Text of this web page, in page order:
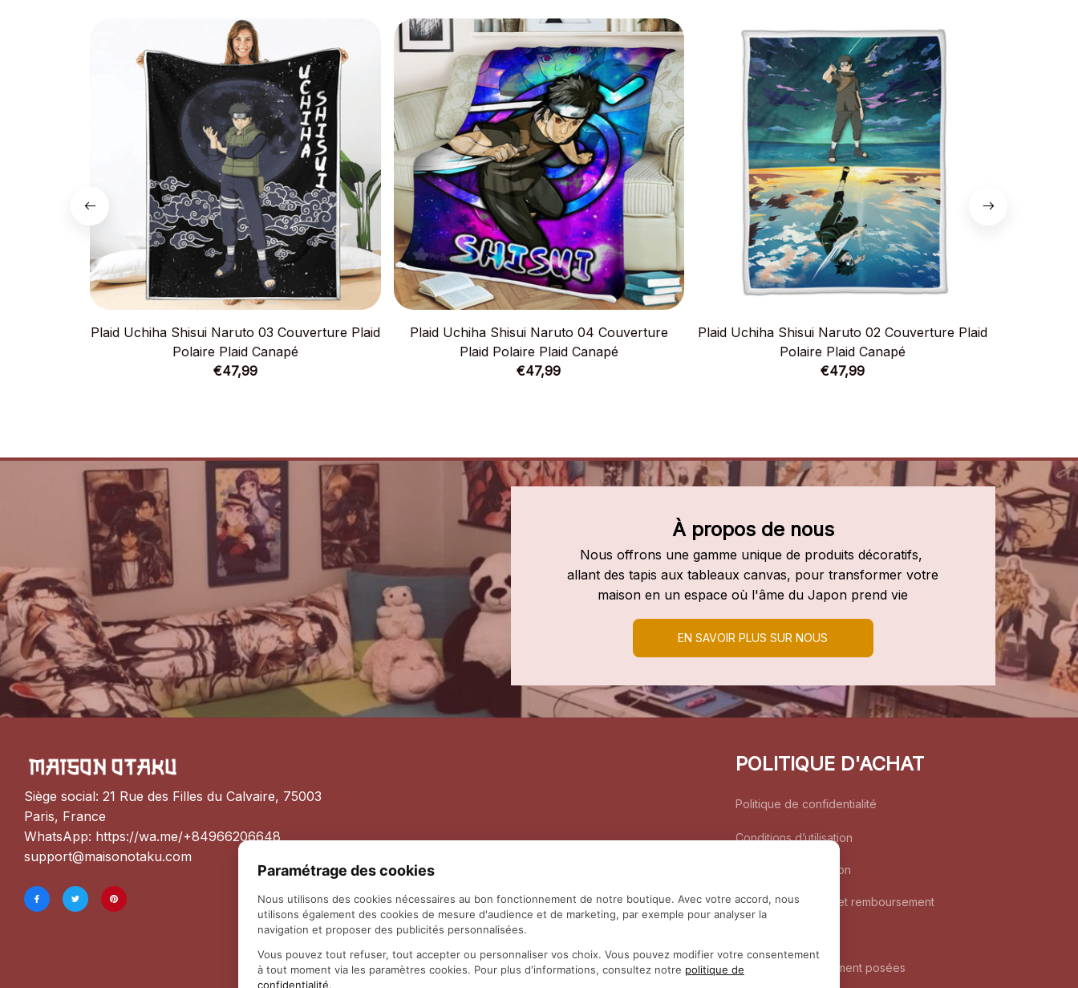
Plaid Uchiha Shisui Naruto 03 Couverture Plaid
Polaire Plaid Canapé
€47,99
Plaid Uchiha Shisui Naruto 04 Couverture
Plaid Polaire Plaid Canapé
€47,99
Plaid Uchiha Shisui Naruto 02 Couverture Plaid
Polaire Plaid Canapé
€47,99
À propos de nous
Nous offrons une gamme unique de produits décoratifs,
allant des tapis aux tableaux canvas, pour transformer votre
maison en un espace où l'âme du Japon prend vie
EN SAVOIR PLUS SUR NOUS
Siège social: 21 Rue des Filles du Calvaire, 75003
Paris, France
WhatsApp: https://wa.me/+84966206648
support@maisonotaku.com
POLITIQUE D'ACHAT
Politique de confidentialité
Conditions d’utilisation
Politique d’expédition
Politique de retour et remboursement
Questions fréquemment posées
Paramétrage des cookies
Nous utilisons des cookies nécessaires au bon fonctionnement de notre boutique. Avec votre accord, nous
utilisons également des cookies de mesure d'audience et de marketing, par exemple pour analyser la
navigation et proposer des publicités personnalisées.
Vous pouvez tout refuser, tout accepter ou personnaliser vos choix. Vous pouvez modifier votre consentement
à tout moment via les paramètres cookies. Pour plus d'informations, consultez notre politique de
confidentialité.